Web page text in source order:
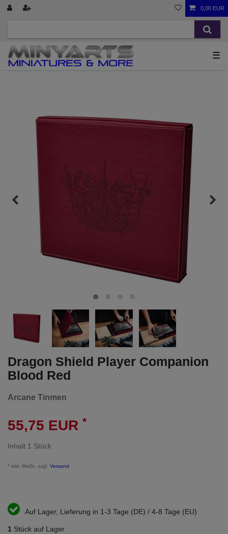
0,00 EUR
☰
Dragon Shield Player Companion
Blood Red
Arcane Tinmen
55,75 EUR *
Inhalt 1 Stück
* inkl. MwSt. zzgl. Versand
Auf Lager, Lieferung in 1-3 Tage (DE) / 4-8 Tage (EU)
1 Stück auf Lager